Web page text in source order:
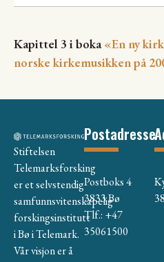
Kapittel 3 i boka«En ny
norske kirkemusikken på
Stiftelsen
Telemarksforsking
er et selvstendig
samfunnsvitenskapelig
forskingsinstitutt
i Bø i Telemark.
Vår visjon er å
Postadresse
Postboks 4
3833 Bø
Tlf.: +47
35061500